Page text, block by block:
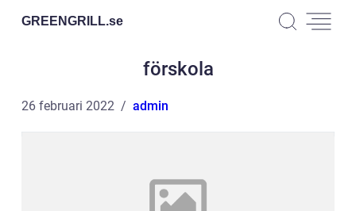
GREENGRILL.se
förskola
26 februari 2022 admin